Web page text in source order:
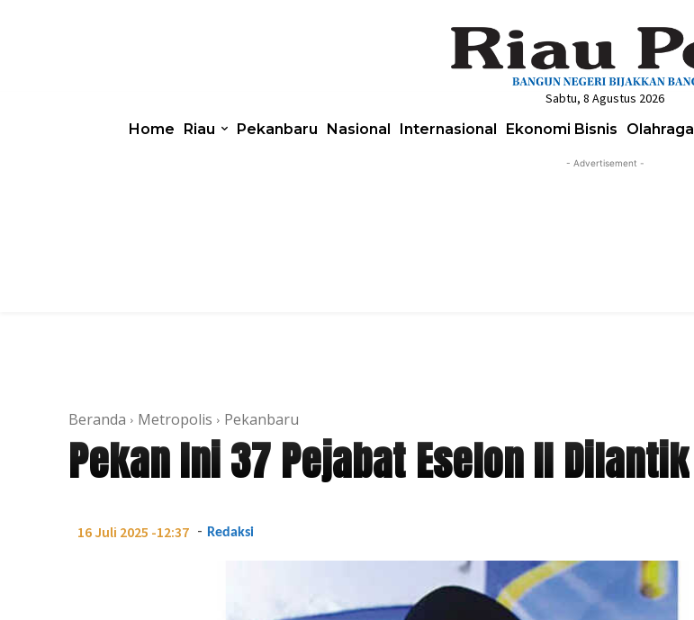
Sabtu, 8 Agustus 2026
Home Riau Pekanbaru Nasional Internasional Ekonomi Bisnis Olahraga
- Advertisement -
Beranda Metropolis Pekanbaru
Pekan Ini 37 Pejabat Eselon II Dilantik
16 Juli 2025 -12:37 - Redaksi